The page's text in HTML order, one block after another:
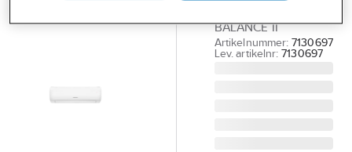
BALANCE II
Artikelnummer: 7130697
Lev. artikelnr: 7130697